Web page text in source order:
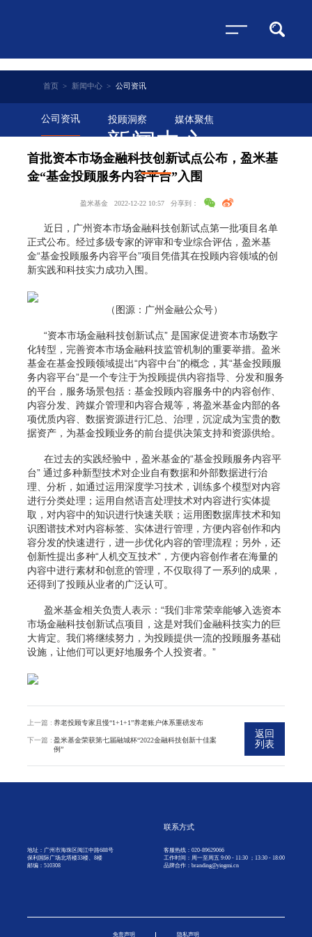
新闻中心
首页 > 新闻中心 > 公司资讯
公司资讯 投顾洞察 媒体聚焦
首批资本市场金融科技创新试点公布，盈米基
金“基金投顾服务内容平台”入围
盈米基金 2022-12-22 10:57 分享到：
近日，广州资本市场金融科技创新试点第一批项目名单
正式公布。经过多级专家的评审和专业综合评估，盈米基
金“基金投顾服务内容平台”项目凭借其在投顾内容领域的创
新实践和科技实力成功入围。
（图源：广州金融公众号）
“资本市场金融科技创新试点” 是国家促进资本市场数字
化转型，完善资本市场金融科技监管机制的重要举措。盈米
基金在基金投顾领域提出“内容中台”的概念，其“基金投顾服
务内容平台”是一个专注于为投顾提供内容指导、分发和服务
的平台，服务场景包括：基金投顾内容服务中的内容创作、
内容分发、跨媒介管理和内容合规等，将盈米基金内部的各
项优质内容、数据资源进行汇总、治理，沉淀成为宝贵的数
据资产，为基金投顾业务的前台提供决策支持和资源供给。
在过去的实践经验中，盈米基金的“基金投顾服务内容平
台” 通过多种新型技术对企业自有数据和外部数据进行治
理、分析，如通过运用深度学习技术，训练多个模型对内容
进行分类处理；运用自然语言处理技术对内容进行实体提
取，对内容中的知识进行快速关联；运用图数据库技术和知
识图谱技术对内容标签、实体进行管理，方便内容创作和内
容分发的快速进行，进一步优化内容的管理流程；另外，还
创新性提出多种“人机交互技术”，方便内容创作者在海量的
内容中进行素材和创意的管理，不仅取得了一系列的成果，
还得到了投顾从业者的广泛认可。
盈米基金相关负责人表示：“我们非常荣幸能够入选资本
市场金融科技创新试点项目，这是对我们金融科技实力的巨
大肯定。我们将继续努力，为投顾提供一流的投顾服务基础
设施，让他们可以更好地服务个人投资者。”
上一篇 : 养老投顾专家且慢“1+1+1”养老账户体系重磅发布
下一篇 : 盈米基金荣获第七届融城杯“2022金融科技创新十佳案
例”
返回
列表
地址：广州市海珠区阅江中路688号
保利国际广场北塔楼33楼、8楼
邮编：510308
联系方式
客服热线：020-89629066
工作时间：周一至周五 9:00 - 11:30 ；13:30 - 18:00
品牌合作：branding@yingmi.cn
免责声明 隐私声明